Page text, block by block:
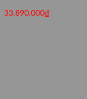
33.890.000₫